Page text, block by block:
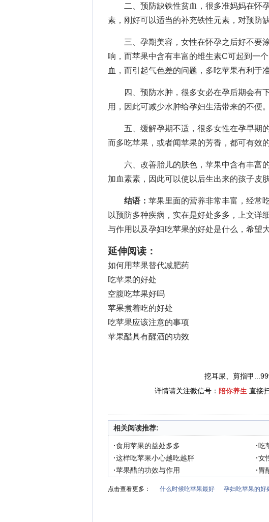
二、预防缺铁性贫血，很多准妈妈在怀
素，刚好可以适当的补充铁性元素，对预防
三、孕期美容，女性在怀孕之后好不要
响，而苹果中含有丰富的维生素C可起到一
血，而引起气色差的问题，多吃苹果有利于
四、预防水肿，很多女必在孕后期会有
用，因此可减少水肿给孕妇生活带来的不便。
五、缓解孕期不适，很多女性在孕早期的
而多吃苹果，或者闻苹果的芳香，都可有效
六、改善胎儿的肤色，苹果中含有丰富
加血素素，因此可以使以后生出来的孩子皮
结语： 苹果里面的营养非常丰富，经常
以预防多种疾病，实在是好处多多，上文详
与作用以及孕妇吃苹果的好处是什么，希望
延伸阅读：
如何用苹果替代减肥药
吃苹果的好处
空腹吃苹果好吗
苹果煮着吃的好处
吃苹果应该注意的事项
苹果醋具有醒酒的功效
挖耳屎、剪指甲
详情请关注微信号： 陪你养生 直接
相关阅读推荐:
·食用苹果的益处多多 ·吃
·这样吃苹果小心越吃越胖 ·女
·苹果醋的功效与作用 · 胃
点击查看更多： 什么时候吃苹果最好 孕妇吃苹果的好